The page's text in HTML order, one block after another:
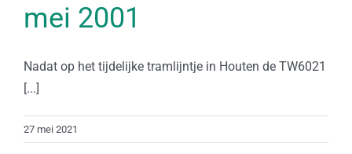
mei 2001
Nadat op het tijdelijke tramlijntje in Houten de TW6021
[...]
27 mei 2021